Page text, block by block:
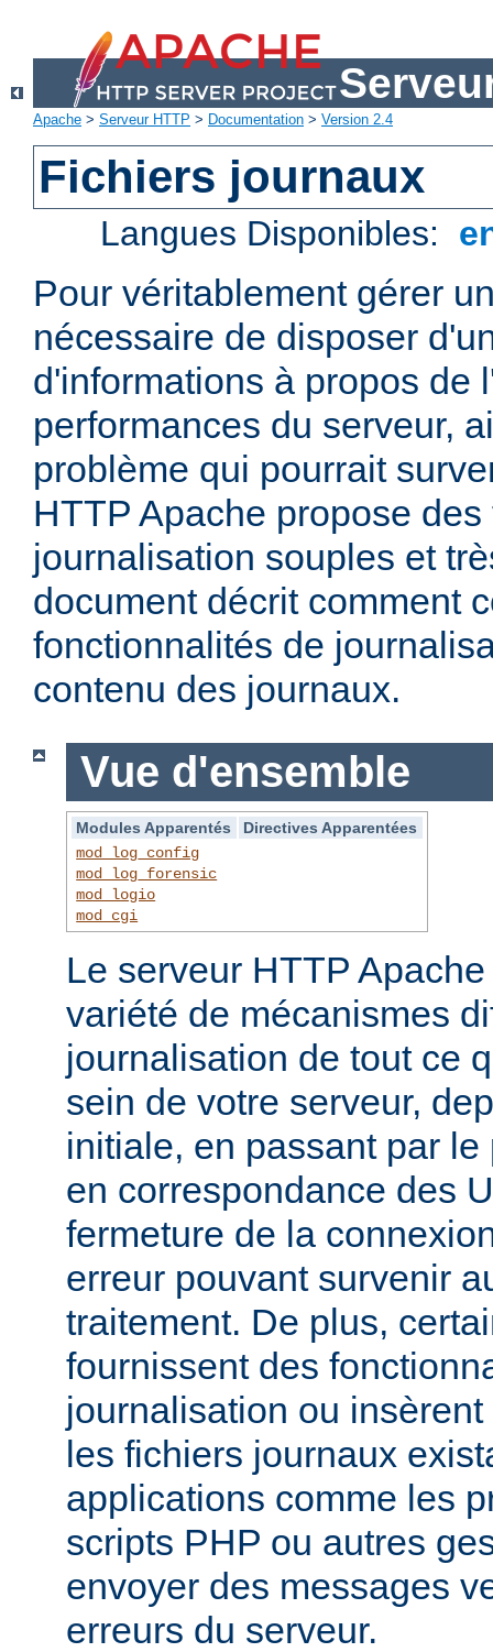
Apache > Serveur HTTP > Documentation > Version 2.4
Fichiers journaux
Langues Disponibles:
Pour véritablement gérer
nécessaire de disposer
d'informations à propos de
performances du serveur,
problème qui pourrait
HTTP Apache propose
journalisation souples et
document décrit comment
fonctionnalités de
contenu des journaux.
Vue d'ensemble
Modules Apparentés
Directives Apparentées
mod_log_config
mod_log_forensic
mod_logio
mod_cgi
Le serveur HTTP
variété de mécanismes
journalisation de tout ce
sein de votre serveur,
initiale, en passant par
en correspondance des
fermeture de la
erreur pouvant survenir
traitement. De plus,
fournissent des
journalisation ou
les fichiers journaux
applications comme les
scripts PHP ou autres
envoyer des messages
erreurs du serveur.